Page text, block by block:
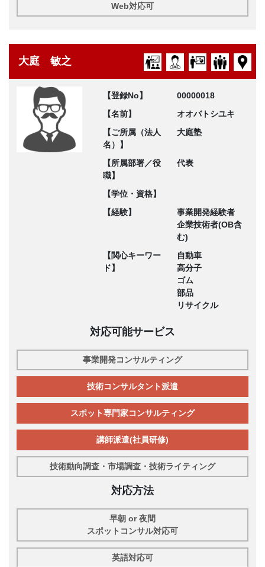
Web対応可
大庭 敏之
【登録No】
00000018
【名前】
オオバトシユキ
【ご所属（法人
名）】
大庭塾
【所属部署／役
職】
代表
【学位・資格】
【経験】
事業開発経験者
企業技術者(OB含
む)
【関心キーワー
ド】
自動車
高分子
ゴム
部品
リサイクル
対応可能サービス
事業開発コンサルティング
技術コンサルタント派遣
スポット専門家コンサルティング
講師派遣(社員研修)
技術動向調査・市場調査・技術ライティング
対応方法
早朝 or 夜間
スポットコンサル対応可
英語対応可